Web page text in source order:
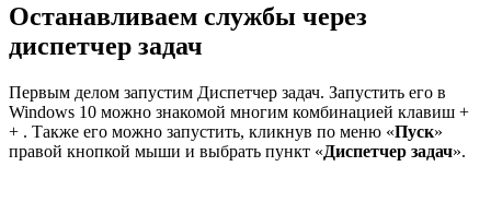
Останавливаем службы через
диспетчер задач
Первым делом запустим Диспетчер задач. Запустить его в
Windows 10 можно знакомой многим комбинацией клавиш +
+ . Также его можно запустить, кликнув по меню «Пуск»
правой кнопкой мыши и выбрать пункт «Диспетчер задач».